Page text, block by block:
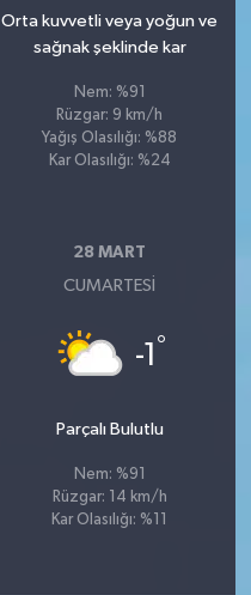
Orta kuvvetli veya yoğun ve
sağnak şeklinde kar
Nem: %91
Rüzgar: 9 km/h
Yağış Olasılığı: %88
Kar Olasılığı: %24
28 MART
CUMARTESI
-1 °
Parçalı Bulutlu
Nem: %91
Rüzgar: 14 km/h
Kar Olasılığı: %11